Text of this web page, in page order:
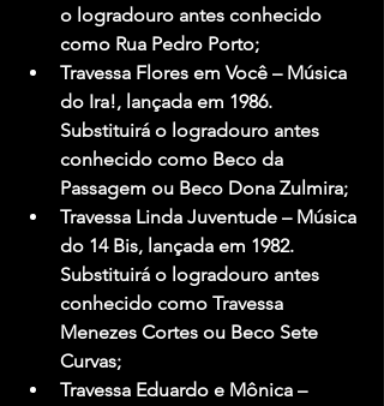
o logradouro antes conhecido
como Rua Pedro Porto;
Travessa Flores em Você – Música
do Ira!, lançada em 1986.
Substituirá o logradouro antes
conhecido como Beco da
Passagem ou Beco Dona Zulmira;
Travessa Linda Juventude – Música
do 14 Bis, lançada em 1982.
Substituirá o logradouro antes
conhecido como Travessa
Menezes Cortes ou Beco Sete
Curvas;
Travessa Eduardo e Mônica –